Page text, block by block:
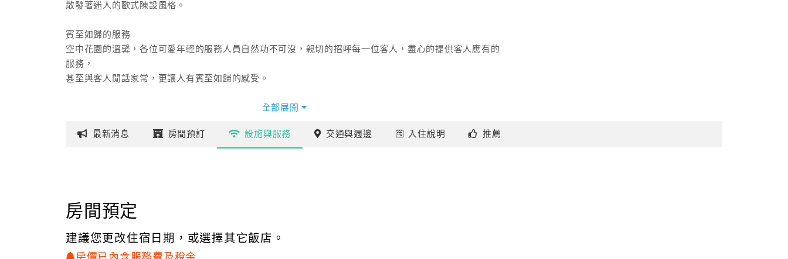
散發著迷人的歐式陳設風格。
賓至如歸的服務
空中花園的溫馨，各位可愛年輕的服務人員自然功不可沒，親切的招呼每一位客人，盡心的提供客人應有的
服務，
甚至與客人閒話家常，更讓人有賓至如歸的感受。
全部展開
最新消息 房間預訂 設施與服務 交通與週邊 入住說明 推薦
房間預定
建議您更改住宿日期，或選擇其它飯店。